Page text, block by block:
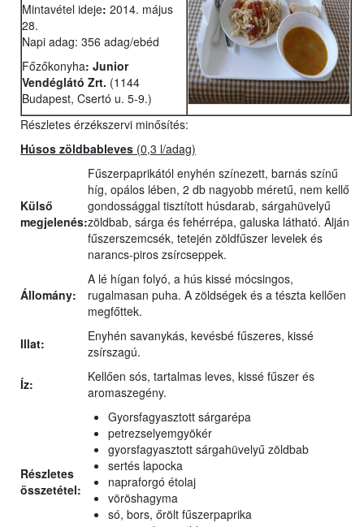
Mintavétel ideje: 2014. május
28.
Napi adag: 356 adag/ebéd
Főzőkonyha: Junior
Vendéglátó Zrt. (1144
Budapest, Csertó u. 5-9.)
Részletes érzékszervi minősítés:
Húsos zöldbableves (0,3 l/adag)
Külső
megjelenés:
Fűszerpaprikától enyhén színezett, barnás színű
híg, opálos lében, 2 db nagyobb méretű, nem kellő
gondossággal tisztított húsdarab, sárgahüvelyű
zöldbab, sárga és fehérrépa, galuska látható. Alján
fűszerszemcsék, tetején zöldfűszer levelek és
narancs-piros zsírcseppek.
Állomány:
A lé hígan folyó, a hús kissé mócsingos,
rugalmasan puha. A zöldségek és a tészta kellően
megfőttek.
Illat:
Enyhén savanykás, kevésbé fűszeres, kissé
zsírszagú.
Íz:
Kellően sós, tartalmas leves, kissé fűszer és
aromaszegény.
Részletes
összetétel:
Gyorsfagyasztott sárgarépa
petrezselyemgyökér
gyorsfagyasztott sárgahüvelyű zöldbab
sertés lapocka
napraforgó étolaj
vöröshagyma
só, bors, őrölt fűszerpaprika